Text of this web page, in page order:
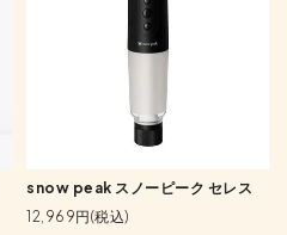
snow peak スノーピーク セレス
12,969円(税込)